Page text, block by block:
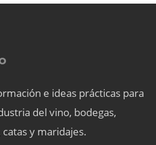
e ideas prácticas para
del vino, bodegas,
y maridajes.